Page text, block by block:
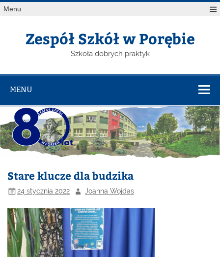
Menu
Zespół Szkół w Porębie
Szkoła dobrych praktyk
MENU
Stare klucze dla budzika
24 stycznia 2022 Joanna Wojdas